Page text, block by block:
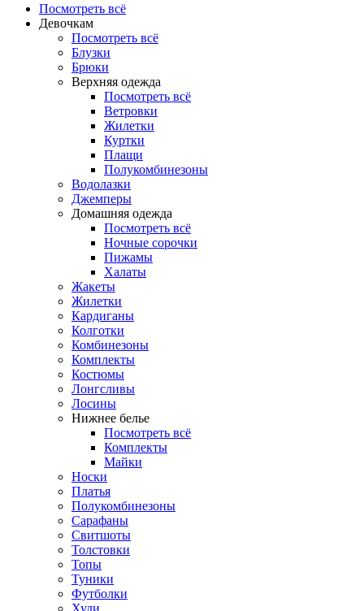
Посмотреть всё
Девочкам
Посмотреть всё
Блузки
Брюки
Верхняя одежда
Посмотреть всё
Ветровки
Жилетки
Куртки
Плащи
Полукомбинезоны
Водолазки
Джемперы
Домашняя одежда
Посмотреть всё
Ночные сорочки
Пижамы
Халаты
Жакеты
Жилетки
Кардиганы
Колготки
Комбинезоны
Комплекты
Костюмы
Лонгсливы
Лосины
Нижнее белье
Посмотреть всё
Комплекты
Майки
Носки
Платья
Полукомбинезоны
Сарафаны
Свитшоты
Толстовки
Топы
Туники
Футболки
Худи